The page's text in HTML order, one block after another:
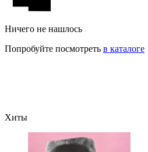
Ничего не нашлось
Попробуйте посмотреть в каталоге
Хиты